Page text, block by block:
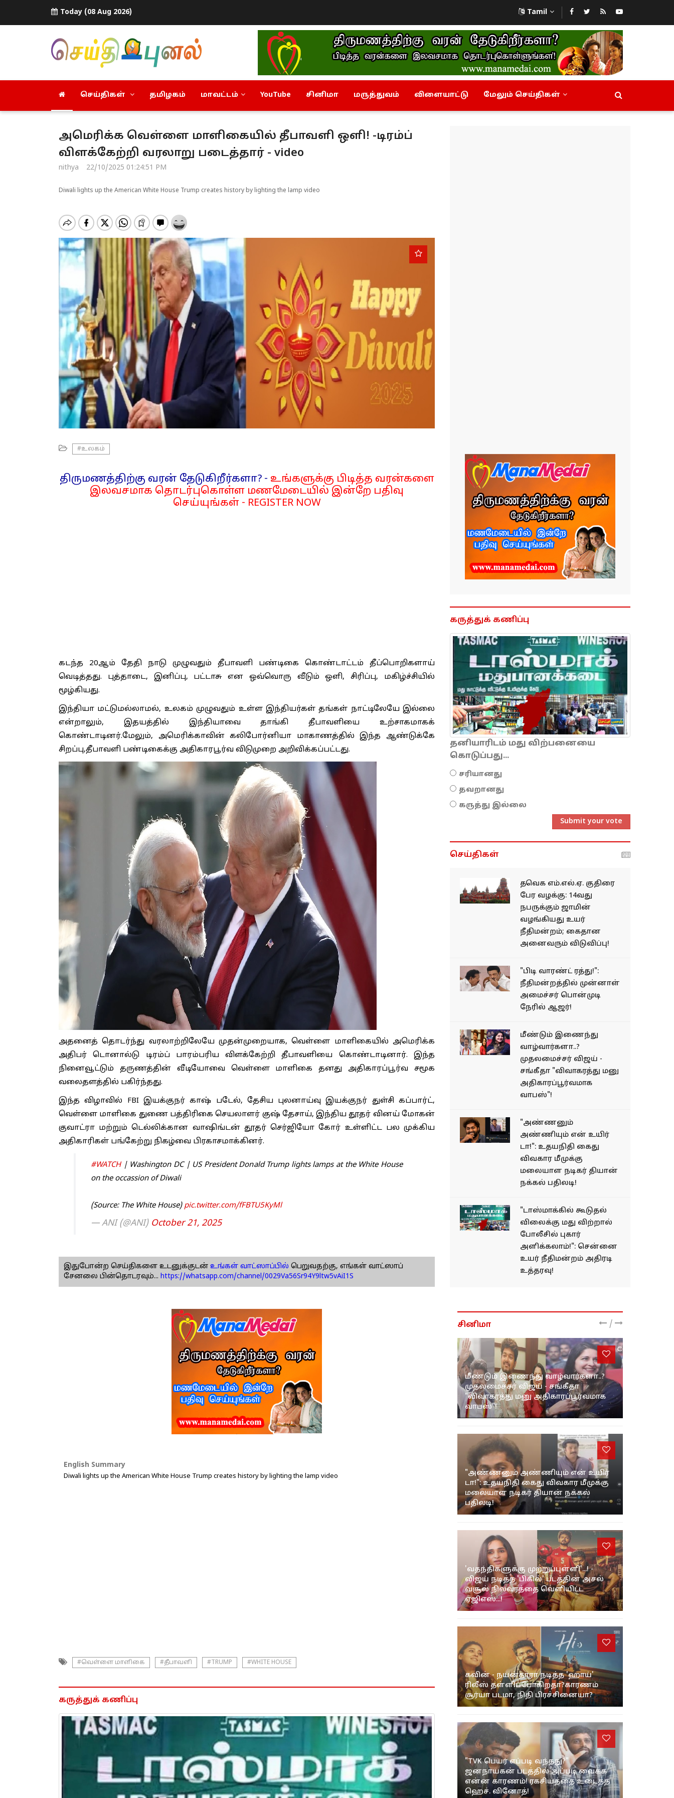
Today (08 Aug 2026) Tamil
செய்திகள் தமிழகம் மாவட்டம் YouTube சினிமா மருத்துவம் விளையாட்டு மேலும் செய்திகள்
அமெரிக்க வெள்ளை மாளிகையில் தீபாவளி ஒளி! -டிரம்ப்
விளக்கேற்றி வரலாறு படைத்தார் - video
nithya 22/10/2025 01:24:51 PM
Diwali lights up the American White House Trump creates history by lighting the lamp video
#உலகம்
திருமணத்திற்கு வரன் தேடுகிறீர்களா? - உங்களுக்கு பிடித்த வரன்களை
இலவசமாக தொடர்புகொள்ள மணமேடையில் இன்றே பதிவு
செய்யுங்கள் - REGISTER NOW
கடந்த 20ஆம் தேதி நாடு முழுவதும் தீபாவளி பண்டிகை கொண்டாட்டம் தீப்பொறிகளாய்
வெடித்தது. புத்தாடை, இனிப்பு, பட்டாசு என ஒவ்வொரு வீடும் ஒளி, சிரிப்பு, மகிழ்ச்சியில்
மூழ்கியது.
இந்தியா மட்டுமல்லாமல், உலகம் முழுவதும் உள்ள இந்தியர்கள் தங்கள் நாட்டிலேயே இல்லை
என்றாலும், இதயத்தில் இந்தியாவை தாங்கி தீபாவளியை உற்சாகமாகக்
கொண்டாடினர்.மேலும், அமெரிக்காவின் கலிபோர்னியா மாகாணத்தில் இந்த ஆண்டுக்கே
சிறப்பு,தீபாவளி பண்டிகைக்கு அதிகாரபூர்வ விடுமுறை அறிவிக்கப்பட்டது.
அதனைத் தொடர்ந்து வரலாற்றிலேயே முதன்முறையாக, வெள்ளை மாளிகையில் அமெரிக்க
அதிபர் டொனால்டு டிரம்ப் பாரம்பரிய விளக்கேற்றி தீபாவளியை கொண்டாடினார். இந்த
நினைவூட்டும் தருணத்தின் வீடியோவை வெள்ளை மாளிகை தனது அதிகாரப்பூர்வ சமூக
வலைதளத்தில் பகிர்ந்தது.
இந்த விழாவில் FBI இயக்குநர் காஷ் படேல், தேசிய புலனாய்வு இயக்குநர் துள்சி கப்பார்ட்,
வெள்ளை மாளிகை துணை பத்திரிகை செயலாளர் குஷ் தேசாய், இந்திய தூதர் வினய் மோகன்
குவாட்ரா மற்றும் டெல்லிக்கான வாஷிங்டன் தூதர் செர்ஜியோ கோர் உள்ளிட்ட பல முக்கிய
அதிகாரிகள் பங்கேற்று நிகழ்வை பிரகாசமாக்கினர்.
#WATCH| Washington DC | US President Donald Trump lights lamps at the White House
on the occassion of Diwali
(Source: The White House)pic.twitter.com/fFBTU5KyMl
— ANI (@ANI) October 21, 2025
இதுபோன்ற செய்திகளை உடனுக்குடன் உங்கள் வாட்ஸாப்பில் பெறுவதற்கு, எங்கள் வாட்ஸாப்
சேனலை பின்தொடரவும்... https://whatsapp.com/channel/0029Va56Sr94Y9ltw5vAiI1S
English Summary
Diwali lights up the American White House Trump creates history by lighting the lamp video
#வெள்ளை மாளிகை #தீபாவளி #TRUMP #WHITE HOUSE
கருத்துக் கணிப்பு
கருத்துக் கணிப்பு
தனியாரிடம் மது விற்பனையை
கொடுப்பது...
சரியானது
தவறானது
கருத்து இல்லை
Submit your vote
செய்திகள்
தவெக எம்.எல்.ஏ. குதிரை
பேர வழக்கு: 14வது
நபருக்கும் ஜாமின்
வழங்கியது உயர்
நீதிமன்றம்; கைதான
அனைவரும் விடுவிப்பு!
"பிடி வாரண்ட் ரத்து!":
நீதிமன்றத்தில் முன்னாள்
அமைச்சர் பொன்முடி
நேரில் ஆஜர்!
மீண்டும் இணைந்து
வாழ்வார்களா..?
முதலமைச்சர் விஜய் -
சங்கீதா "விவாகரத்து மனு
அதிகாரப்பூர்வமாக
வாபஸ்"!
"அண்ணனும்
அண்ணியும் என் உயிர்
டா!": உதயநிதி கைது
விவகார மீமுக்கு
மலையாள நடிகர் தியான்
நக்கல் பதிலடி!
"டாஸ்மாக்கில் கூடுதல்
விலைக்கு மது விற்றால்
போலீசில் புகார்
அளிக்கலாம்!": சென்னை
உயர் நீதிமன்றம் அதிரடி
உத்தரவு!
சினிமா /
மீண்டும் இணைந்து வாழ்வார்களா..?
முதலமைச்சர் விஜய் - சங்கீதா
"விவாகரத்து மனு அதிகாரப்பூர்வமாக
வாபஸ்"!
"அண்ணனும் அண்ணியும் என் உயிர்
டா!": உதயநிதி கைது விவகார மீமுக்கு
மலையாள நடிகர் தியான் நக்கல்
பதிலடி!
'வதந்திகளுக்கு முற்றுப்புள்ளி'...! -
விஜய் நடித்த 'பிகில்' படத்தின் அசல்
வசூல் நிலவரத்தை வெளியிட்ட
ஏஜிஎஸ்...!
கவின் - நயன்தாரா நடித்த 'ஹாய்'
ரிலீஸ் தள்ளிப்போகிறதா?காரணம்
சூர்யா படமா, நிதி பிரச்சினையா?
"TVK பெயர் எப்படி வந்தது?"
ஜனநாயகன் படத்தில் அப்படி வைக்க
என்ன காரணம்! ரகசியத்தை உடைத்த
ஹெச். வினோத்!